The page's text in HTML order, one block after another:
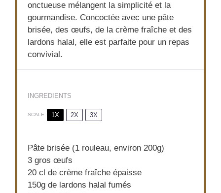
onctueuse mélangent la simplicité et la
gourmandise. Concoctée avec une pâte
brisée, des œufs, de la crème fraîche et des
lardons halal, elle est parfaite pour un repas
convivial.
INGREDIENTS
SCALE 1X 2X 3X
Pâte brisée (1 rouleau, environ 200g)
3 gros œufs
20 cl de crème fraîche épaisse
150g de lardons halal fumés